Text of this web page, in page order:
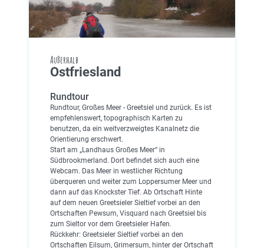
Außerhalb
Ostfriesland
Rundtour
Rundtour, Großes Meer - Greetsiel und zurück. Es ist
empfehlenswert, topographisch Karten zu
benutzen, da ein weitverzweigtes Kanalnetz die
Orientierung erschwert.
Start am „Landhaus Großes Meer“ in
Südbrookmerland. Dort befindet sich auch eine
Webcam. Das Meer in westlicher Richtung
überqueren und weiter zum Loppersumer Meer und
dann auf das Knockster Tief. Ab Ortschaft Hinte
auf dem neuen Greetsieler Sieltief vorbei an den
Ortschaften Pewsum, Visquard nach Greetsiel bis
zum Sieltor vor dem Greetsieler Hafen.
Rückkehr: Greetsieler Sieltief vorbei an den
Ortschaften Eilsum, Grimersum, hinter der Ortschaft